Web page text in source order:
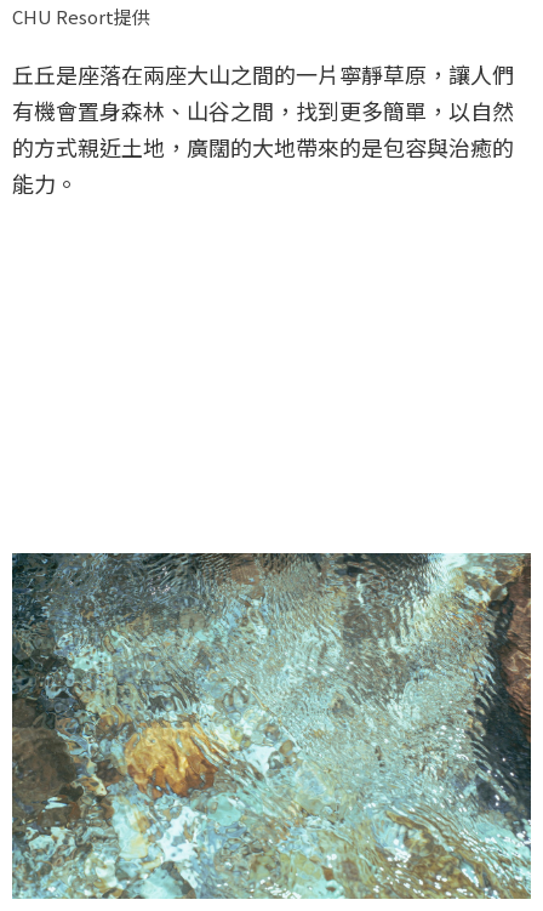
CHU Resort提供
丘丘是座落在兩座大山之間的一片寧靜草原，讓人們
有機會置身森林、山谷之間，找到更多簡單，以自然
的方式親近土地，廣闊的大地帶來的是包容與治癒的
能力。